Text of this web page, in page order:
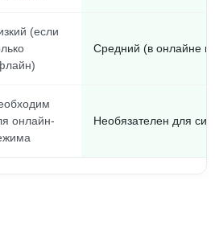
(если
Средний (в онлайне
онлайн-
Необязателен для